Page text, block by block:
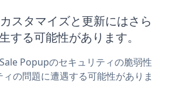
タマイズと更新にはさら
る可能性があります。
Popupのセキュリティの脆弱性
の問題に遭遇する可能性がありま